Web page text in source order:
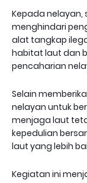
Kepada nelayan,
menghindari
alat tangkap
habitat laut dan
pencaharian
Selain
nelayan untuk
menjaga laut
kepedulian
laut yang lebih
Kegiatan ini